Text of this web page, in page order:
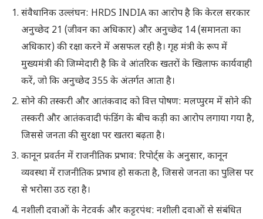
संवैधानिक उल्लंघन: HRDS INDIA का आरोप है कि केरल सरकार
अनुच्छेद 21 (जीवन का अधिकार) और अनुच्छेद 14 (समानता का
अधिकार) की रक्षा करने में असफल रही है। गृह मंत्री के रूप में
मुख्यमंत्री की जिम्मेदारी है कि वे आंतरिक खतरों के खिलाफ कार्यवाही
करें, जो कि अनुच्छेद 355 के अंतर्गत आता है।
सोने की तस्करी और आतंकवाद को वित्त पोषण: मलप्पुरम में सोने की
तस्करी और आतंकवादी फंडिंग के बीच कड़ी का आरोप लगाया गया है,
जिससे जनता की सुरक्षा पर खतरा बढ़ता है।
कानून प्रवर्तन में राजनीतिक प्रभाव: रिपोर्ट्स के अनुसार, कानून
व्यवस्था में राजनीतिक प्रभाव हो सकता है, जिससे जनता का पुलिस पर
से भरोसा उठ रहा है।
नशीली दवाओं के नेटवर्क और कट्टरपंथ: नशीली दवाओं से संबंधित